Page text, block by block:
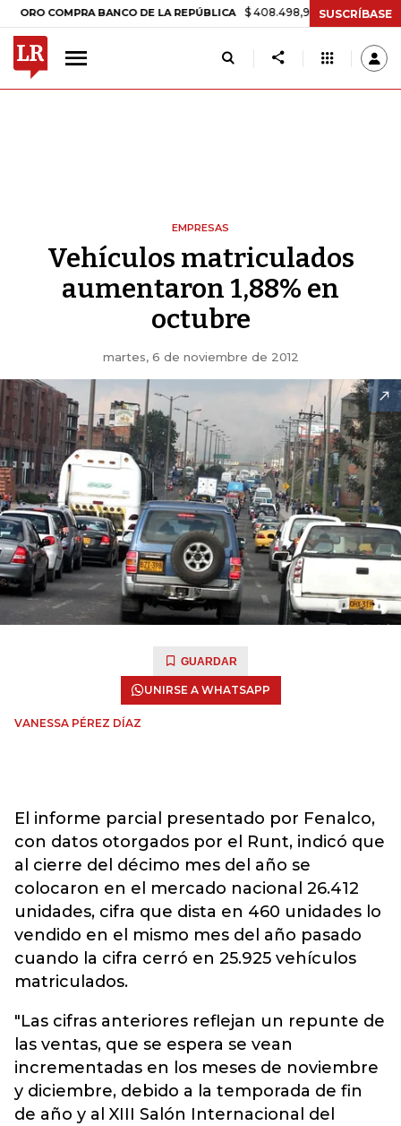
COMPRA BANCO DE LA REPÚBLICA $ 408.498,97 +$ 8.753,81 +2,19%
SUSCRÍBASE
EMPRESAS
Vehículos matriculados
aumentaron 1,88% en
octubre
martes, 6 de noviembre de 2012
GUARDAR
UNIRSE A WHATSAPP
VANESSA PÉREZ DÍAZ
El informe parcial presentado por Fenalco,
con datos otorgados por el Runt, indicó que
al cierre del décimo mes del año se
colocaron en el mercado nacional 26.412
unidades, cifra que dista en 460 unidades lo
vendido en el mismo mes del año pasado
cuando la cifra cerró en 25.925 vehículos
matriculados.
"Las cifras anteriores reflejan un repunte de
las ventas, que se espera se vean
incrementadas en los meses de noviembre
y diciembre, debido a la temporada de fin
de año y al XIII Salón Internacional del